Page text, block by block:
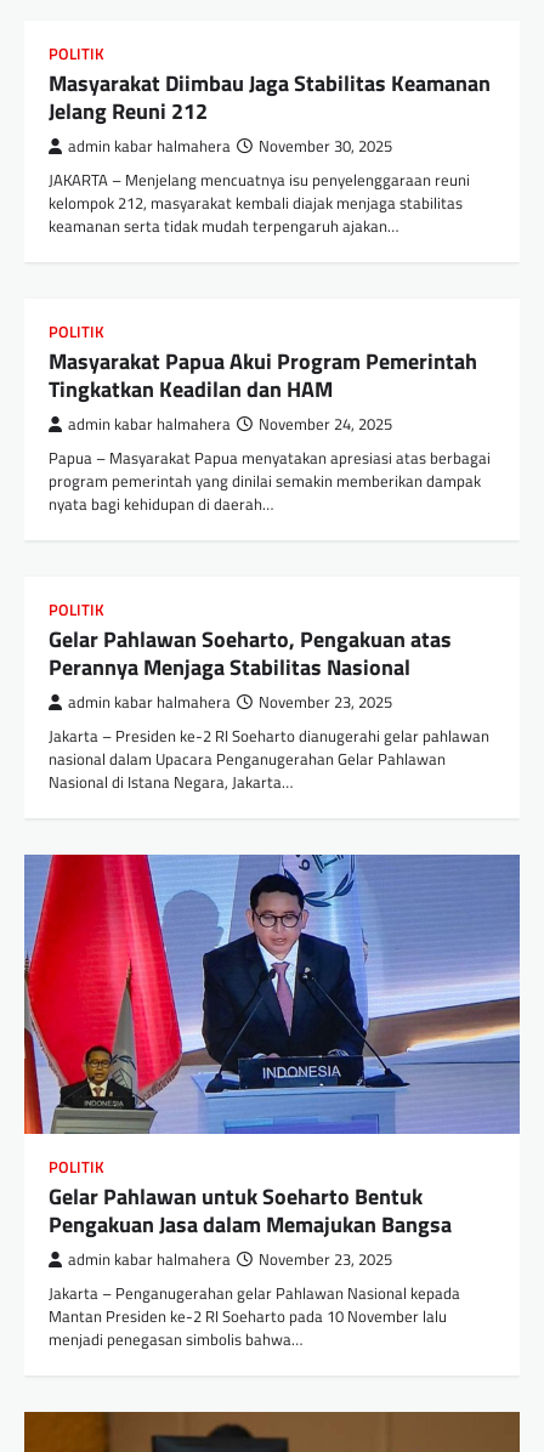
POLITIK
Masyarakat Diimbau Jaga Stabilitas Keamanan
Jelang Reuni 212
admin kabar halmahera November 30, 2025
JAKARTA – Menjelang mencuatnya isu penyelenggaraan reuni
kelompok 212, masyarakat kembali diajak menjaga stabilitas
keamanan serta tidak mudah terpengaruh ajakan…
POLITIK
Masyarakat Papua Akui Program Pemerintah
Tingkatkan Keadilan dan HAM
admin kabar halmahera November 24, 2025
Papua – Masyarakat Papua menyatakan apresiasi atas berbagai
program pemerintah yang dinilai semakin memberikan dampak
nyata bagi kehidupan di daerah…
POLITIK
Gelar Pahlawan Soeharto, Pengakuan atas
Perannya Menjaga Stabilitas Nasional
admin kabar halmahera November 23, 2025
Jakarta – Presiden ke-2 RI Soeharto dianugerahi gelar pahlawan
nasional dalam Upacara Penganugerahan Gelar Pahlawan
Nasional di Istana Negara, Jakarta…
POLITIK
Gelar Pahlawan untuk Soeharto Bentuk
Pengakuan Jasa dalam Memajukan Bangsa
admin kabar halmahera November 23, 2025
Jakarta – Penganugerahan gelar Pahlawan Nasional kepada
Mantan Presiden ke-2 RI Soeharto pada 10 November lalu
menjadi penegasan simbolis bahwa…